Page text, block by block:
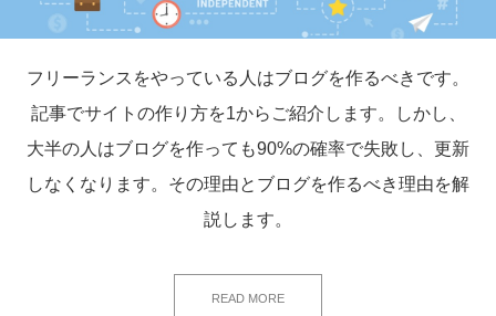
フリーランスをやっている人はブログを作るべきです。
記事でサイトの作り方を1からご紹介します。しかし、
大半の人はブログを作っても90%の確率で失敗し、更新
しなくなります。その理由とブログを作るべき理由を解
説します。
READ MORE